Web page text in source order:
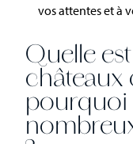
vos attentes et à
Quelle
châteaux
pourquoi